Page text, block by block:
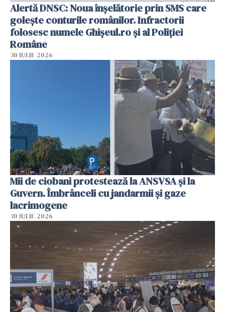
Alertă DNSC: Noua înșelătorie prin SMS care
golește conturile românilor. Infractorii
folosesc numele Ghișeul.ro și al Poliției
Române
30 IULIE 2026
Mii de ciobani protestează la ANSVSA și la
Guvern. Îmbrânceli cu jandarmii și gaze
lacrimogene
30 IULIE 2026